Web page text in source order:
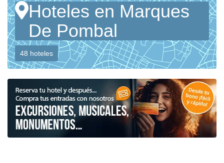
Hoteles en Marques
De Pombal
48 hoteles